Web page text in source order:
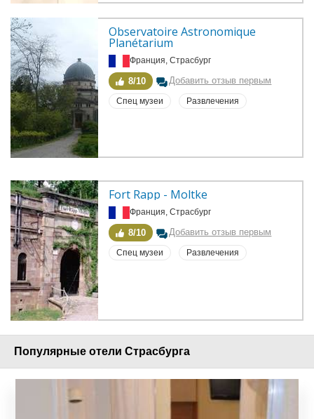
Observatoire Astronomique
Planétarium
Франция, Страсбург
8/10 Добавить отзыв первым
Спец музеи Развлечения
Fort Rapp - Moltke
Франция, Страсбург
8/10 Добавить отзыв первым
Спец музеи Развлечения
Популярные отели Страсбурга